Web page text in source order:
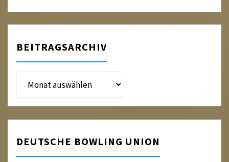
BEITRAGSARCHIV
Beitragsarchiv
DEUTSCHE BOWLING UNION